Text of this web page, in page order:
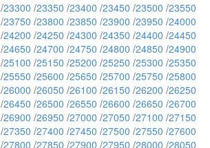
/23300 /23350 /23400 /23450 /23500 /23550
/23750 /23800 /23850 /23900 /23950 /24000
/24200 /24250 /24300 /24350 /24400 /24450
/24650 /24700 /24750 /24800 /24850 /24900
/25100 /25150 /25200 /25250 /25300 /25350
/25550 /25600 /25650 /25700 /25750 /25800
/26000 /26050 /26100 /26150 /26200 /26250
/26450 /26500 /26550 /26600 /26650 /26700
/26900 /26950 /27000 /27050 /27100 /27150
/27350 /27400 /27450 /27500 /27550 /27600
/27800 /27850 /27900 /27950 /28000 /28050